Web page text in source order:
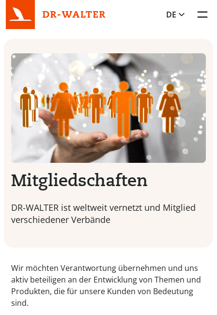
DE
Mitgliedschaften
DR-WALTER ist weltweit vernetzt und Mitglied
verschiedener Verbände
Wir möchten Verantwortung übernehmen und uns
aktiv beteiligen an der Entwicklung von Themen und
Produkten, die für unsere Kunden von Bedeutung
sind.